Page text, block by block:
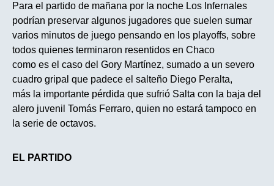
Para el partido de mañana por la noche Los Infernales
podrían preservar algunos jugadores que suelen sumar
varios minutos de juego pensando en los playoffs, sobre
todos quienes terminaron resentidos en Chaco
como es el caso del Gory Martínez, sumado a un severo
cuadro gripal que padece el salteño Diego Peralta,
más la importante pérdida que sufrió Salta con la baja del
alero juvenil Tomás Ferraro, quien no estará tampoco en
la serie de octavos.
EL PARTIDO